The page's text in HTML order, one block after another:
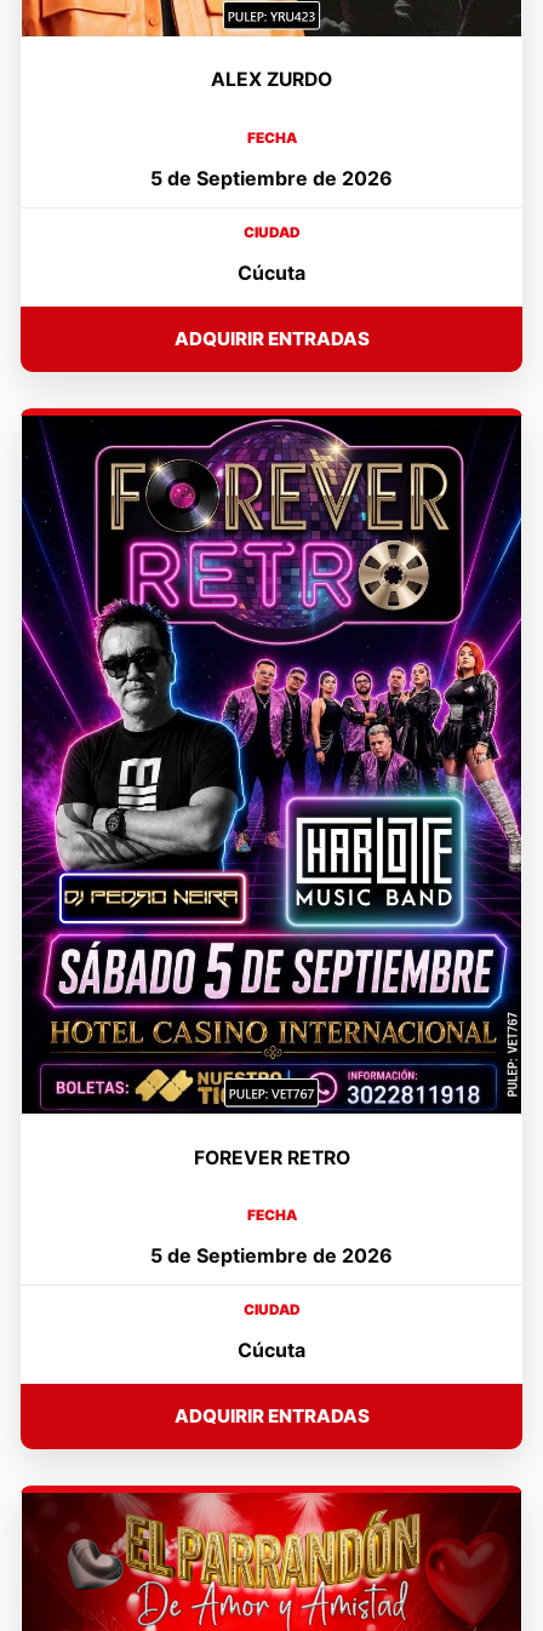
ALEX ZURDO
FECHA
5 de Septiembre de 2026
CIUDAD
Cúcuta
ADQUIRIR ENTRADAS
FOREVER RETRO
FECHA
5 de Septiembre de 2026
CIUDAD
Cúcuta
ADQUIRIR ENTRADAS